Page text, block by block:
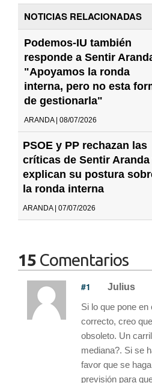
NOTICIAS RELACIONADAS
Podemos-IU también
responde a Sentir
"Apoyamos la ronda
interna, pero no esta
de gestionarla"
ARANDA | 08/07/2026
PSOE y PP rechazan las
críticas de Sentir Aranda
explican su postura
la ronda interna
ARANDA | 07/07/2026
15 Comentarios
#1 Julius
Si lo que pone en
correcto, creo
obsoleto. Un
mediana?. Si se
favor que se
previsión para